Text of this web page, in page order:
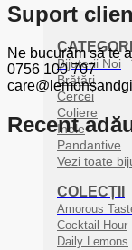
Bijuterii Noi
Brățări
Cercei
Coliere
Inele
Pandantive
Vezi toate
COLECȚII
Amorous
Cocktail Hour
Daily Lemons
Suport
Ne bucurăm să te
0756 100 707
Recent